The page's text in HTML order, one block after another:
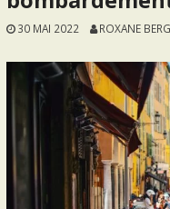
30 MAI 2022 ROXANE